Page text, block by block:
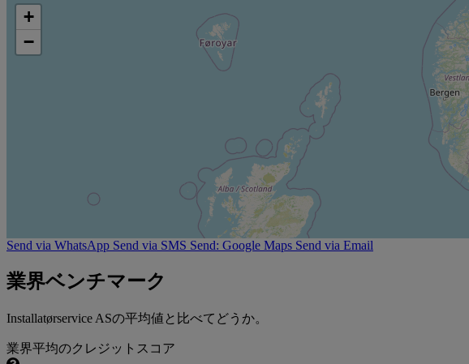
+
−
Send via WhatsApp Send via SMS Send: Google Maps Send via Email
業界ベンチマーク
Installatørservice ASの平均値と比べてどうか。
業界平均のクレジットスコア